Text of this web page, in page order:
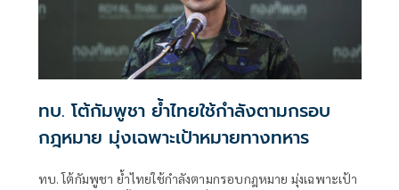
ทบ. โต้กัมพูชา ย้ำไทยใช้กำลังตามกรอบ
กฎหมาย มุ่งเฉพาะเป้าหมายทางทหาร
ทบ. โต้กัมพูชา ย้ำไทยใช้กำลังตามกรอบกฎหมาย มุ่งเฉพาะเป้า